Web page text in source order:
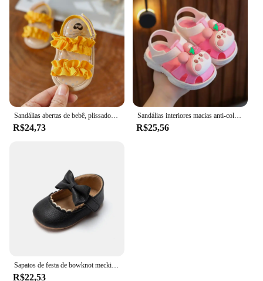
Sandálias abertas de bebê, plissado, bowknot, sola macia premium, antiderrapante, respirável, verão, ao ar livre, sapatos de primeiro andador
R$24,73
Sandálias interiores macias anti-colisão, sapatos de bebê, cabeça de saco, antiderrapante, desenhos animados super fofos, desgaste ao ar livre, novo, 2023
R$25,56
Sapatos de festa de bowknot meckior para bebês, primeiro andador, antiderrapante, sola de borracha, bebês, berço, novo, 2024
R$22,53